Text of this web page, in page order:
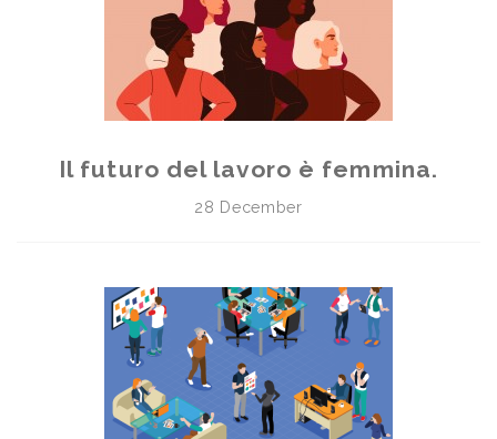
Il futuro del lavoro è femmina.
28 December